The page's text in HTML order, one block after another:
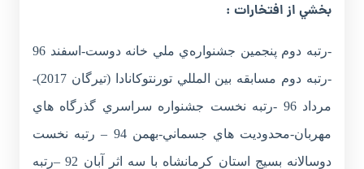
بخشي از افتخارات :
-رتبه دوم پنجمين جشنواره‌ي ملي خانه دوست-اسفند 96
-رتبه دوم مسابقه بين المللي تورنتوکانادا (تيرگان 2017)-
مرداد 96 -رتبه نخست جشنواره سراسري گذرگاه هاي
مهربان-محدوديت هاي جسماني-بهمن 94 – رتبه نخست
دوسالانه بسيج استان کرمانشاه با سه اثر آبان 92 –رتبه